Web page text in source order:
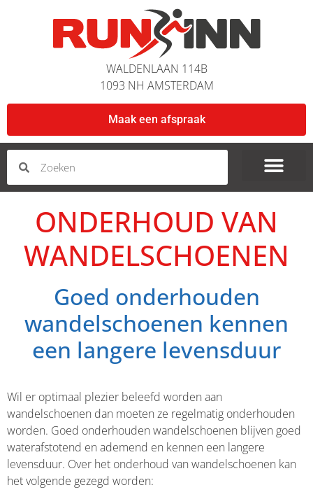
WALDENLAAN 114B
1093 NH AMSTERDAM
Maak een afspraak
ONDERHOUD VAN
WANDELSCHOENEN
Goed onderhouden
wandelschoenen kennen
een langere levensduur
Wil er optimaal plezier beleefd worden aan
wandelschoenen dan moeten ze regelmatig onderhouden
worden. Goed onderhouden wandelschoenen blijven goed
waterafstotend en ademend en kennen een langere
levensduur. Over het onderhoud van wandelschoenen kan
het volgende gezegd worden: